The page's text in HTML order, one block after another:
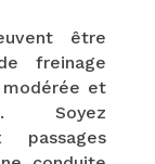
être
freinage
modérée et
Soyez
passages